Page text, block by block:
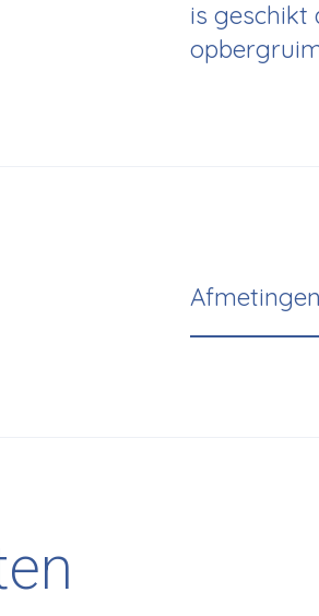
is geschikt
Afmetingen